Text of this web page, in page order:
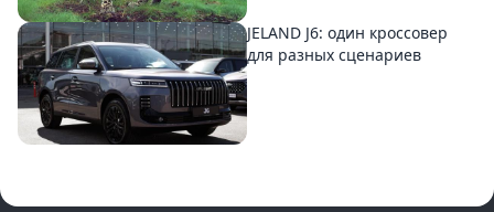
JELAND J6: один кроссовер
для разных сценариев